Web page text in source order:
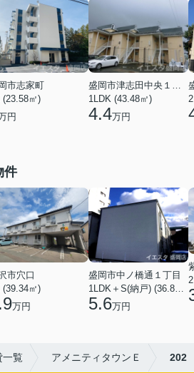
市志家町
(23.58㎡)
円
1LDK (43.48㎡)
4.4万円
件
市穴口
(39.34㎡)
万円
盛岡市中ノ橋通１丁目
1LDK＋S(納戸) (36.80㎡)
5.6万円
一覧 アメニティタウンＥ 202